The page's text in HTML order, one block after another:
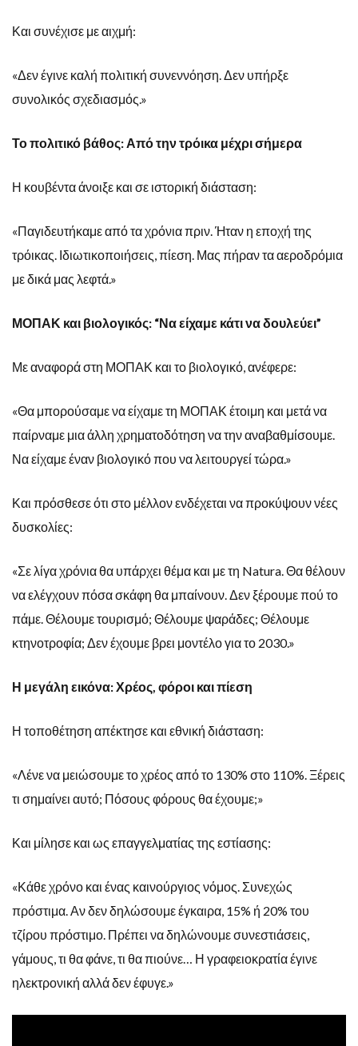
Και συνέχισε με αιχμή:
«Δεν έγινε καλή πολιτική συνεννόηση. Δεν υπήρξε
συνολικός σχεδιασμός.»
Το πολιτικό βάθος: Από την τρόικα μέχρι σήμερα
Η κουβέντα άνοιξε και σε ιστορική διάσταση:
«Παγιδευτήκαμε από τα χρόνια πριν. Ήταν η εποχή της
τρόικας. Ιδιωτικοποιήσεις, πίεση. Μας πήραν τα αεροδρόμια
με δικά μας λεφτά.»
ΜΟΠΑΚ και βιολογικός: “Να είχαμε κάτι να δουλεύει”
Με αναφορά στη ΜΟΠΑΚ και το βιολογικό, ανέφερε:
«Θα μπορούσαμε να είχαμε τη ΜΟΠΑΚ έτοιμη και μετά να
παίρναμε μια άλλη χρηματοδότηση να την αναβαθμίσουμε.
Να είχαμε έναν βιολογικό που να λειτουργεί τώρα.»
Και πρόσθεσε ότι στο μέλλον ενδέχεται να προκύψουν νέες
δυσκολίες:
«Σε λίγα χρόνια θα υπάρχει θέμα και με τη Natura. Θα θέλουν
να ελέγχουν πόσα σκάφη θα μπαίνουν. Δεν ξέρουμε πού το
πάμε. Θέλουμε τουρισμό; Θέλουμε ψαράδες; Θέλουμε
κτηνοτροφία; Δεν έχουμε βρει μοντέλο για το 2030.»
Η μεγάλη εικόνα: Χρέος, φόροι και πίεση
Η τοποθέτηση απέκτησε και εθνική διάσταση:
«Λένε να μειώσουμε το χρέος από το 130% στο 110%. Ξέρεις
τι σημαίνει αυτό; Πόσους φόρους θα έχουμε;»
Και μίλησε και ως επαγγελματίας της εστίασης:
«Κάθε χρόνο και ένας καινούργιος νόμος. Συνεχώς
πρόστιμα. Αν δεν δηλώσουμε έγκαιρα, 15% ή 20% του
τζίρου πρόστιμο. Πρέπει να δηλώνουμε συνεστιάσεις,
γάμους, τι θα φάνε, τι θα πιούνε… Η γραφειοκρατία έγινε
ηλεκτρονική αλλά δεν έφυγε.»